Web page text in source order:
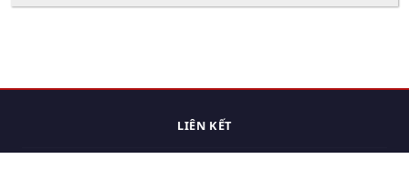
LIÊN KẾT